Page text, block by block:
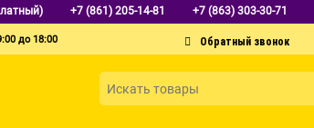
+7 (861) 205-14-81 +7 (863) 303-30-71
до 18:00